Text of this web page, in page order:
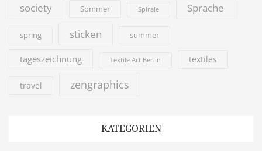
society Sommer Spirale Sprache
spring sticken summer
tageszeichnung Textile Art Berlin textiles
travel zengraphics
KATEGORIEN